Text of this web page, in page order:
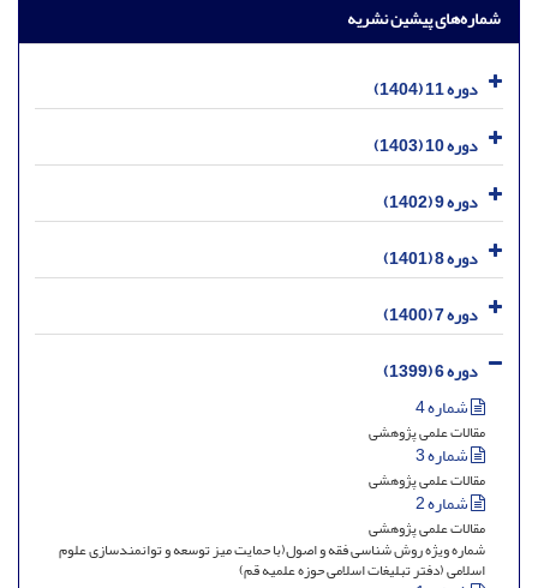
شماره‌های پیشین نشریه
دوره 11 (1404)
دوره 10 (1403)
دوره 9 (1402)
دوره 8 (1401)
دوره 7 (1400)
دوره 6 (1399)
شماره 4
مقالات علمی پژوهشی
شماره 3
مقالات علمی پژوهشی
شماره 2
مقالات علمی پژوهشی
شماره ویژه روش شناسی فقه و اصول(با حمایت میز توسعه و توانمندسازی علوم
اسلامی (دفتر تبلیغات اسلامی حوزه علمیه قم)